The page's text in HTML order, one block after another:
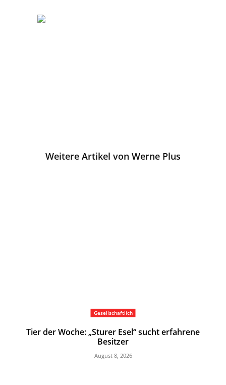
Weitere Artikel von Werne Plus
Gesellschaftlich
Tier der Woche: „Sturer Esel“ sucht erfahrene
Besitzer
August 8, 2026